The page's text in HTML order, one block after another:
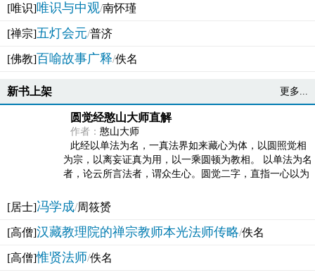
[唯识]唯识与中观/南怀瑾
[禅宗]五灯会元/普济
[佛教]百喻故事广释/佚名
新书上架 更多...
圆觉经憨山大师直解
作者： 憨山大师
此经以单法为名，一真法界如来藏心为体，以圆照觉相
为宗，以离妄证真为用，以一乘圆顿为教相。 以单法为名
者，论云所言法者，谓众生心。圆觉二字，直指一心以为
[居士]冯学成/周筱赟
[高僧]汉藏教理院的禅宗教师本光法师传略/佚名
[高僧]惟贤法师/佚名